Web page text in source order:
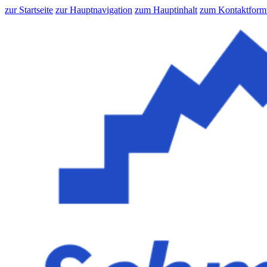
zur Startseite zur Hauptnavigation zum Hauptinhalt zum